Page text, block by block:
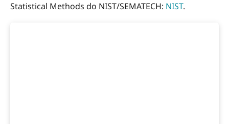
Statistical Methods do NIST/SEMATECH: NIST.